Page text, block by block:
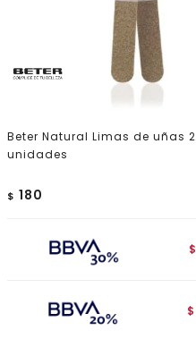
Beter Natural Limas de uñas 2
unidades
$ 180
$
$